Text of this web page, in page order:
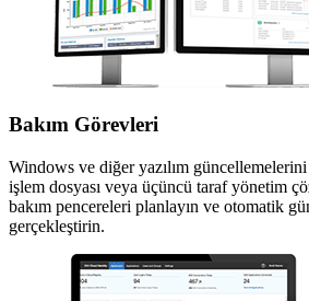
Bakım Görevleri
Windows ve diğer yazılım
işlem dosyası veya üçüncü taraf yönetim
bakım pencereleri planlayın ve otomatik
gerçekleştirin.